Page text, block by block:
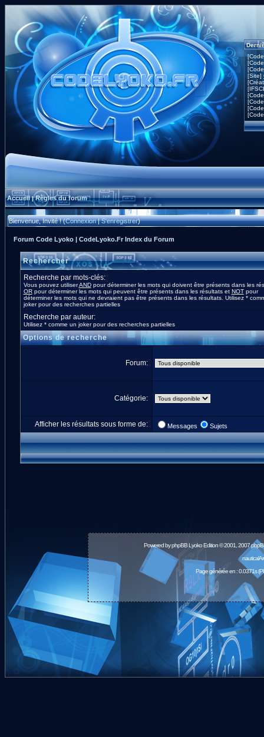
[Site]
Accueil|Règles du forum
Bienvenue, Invité ! (Connexion|S'enregistrer)
Forum Code Lyoko | CodeLyoko.Fr Index du Forum
Rechercher
Recherche par mots-clés:
Vous pouvez utiliserANDpour déterminer les mots qui doivent être présents dans les
ORpour déterminer les mots qui peuvent être présents dans les résultats et NOTpour
déterminer les mots qui ne devraient pas être présents dans les résultats. Utilisez *
joker pour des recherches partielles
Recherche par auteur:
Utilisez * comme un joker pour des recherches partielles
Options de recherche
Forum:
Catégorie:
Afficher les résultats sous forme de: Messages Sujets
Powered byphpBBLyoko Edition © 2001, 2007
Page générée en : 0.0371s